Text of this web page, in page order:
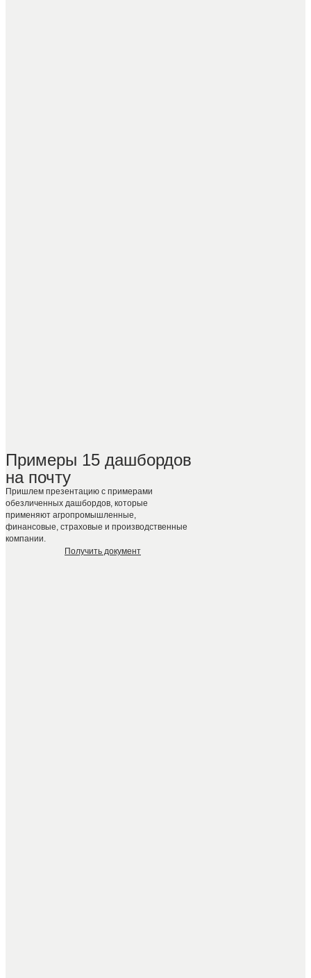
Примеры 15 дашбордов
на почту
Пришлем презентацию с примерами
обезличенных дашбордов, которые
применяют агропромышленные,
финансовые, страховые и производственные
компании.
Получить документ